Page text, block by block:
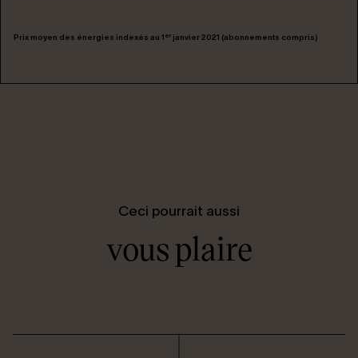
Prix moyen des énergies indexés au 1 er janvier 2021 (abonnements compris)
Ceci pourrait aussi
vous plaire